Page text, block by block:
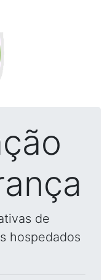
de
hospedados